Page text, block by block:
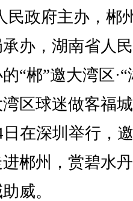
民政府主办，郴
办，湖南省人
“郴”邀大湾区·“
区球迷做客福
在深圳举行，
郴州，赏碧水
威。